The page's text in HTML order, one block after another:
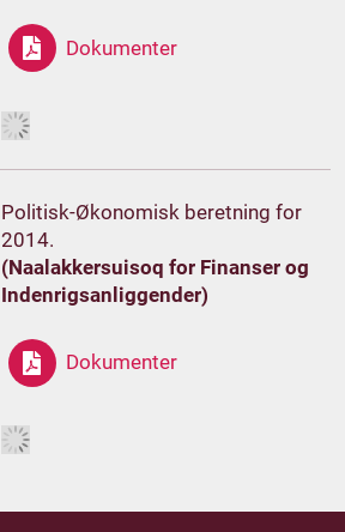
Dokumenter
Politisk-Økonomisk beretning for
2014.
(Naalakkersuisoq for Finanser og
Indenrigsanliggender)
Dokumenter